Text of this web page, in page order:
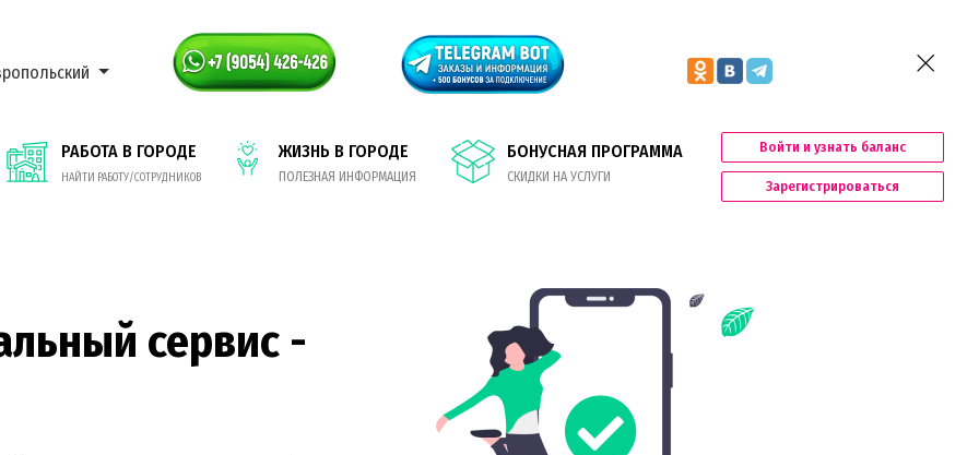
РАБОТА В ГОРОДЕ
НАЙТИ РАБОТУ/СОТРУДНИКОВ
ЖИЗНЬ В ГОРОДЕ
ПОЛЕЗНАЯ ИНФОРМАЦИЯ
БОНУСНАЯ ПРОГРАММА
СКИДКИ НА УСЛУГИ
Войти и узнать баланс
Зарегистрироваться
сервис -